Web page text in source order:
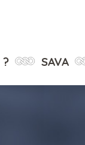
SAVA